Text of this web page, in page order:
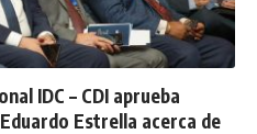
IDC – CDI aprueba
Estrella acerca de